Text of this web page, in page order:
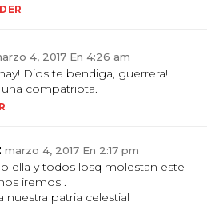
4, 2017 En 4:26 am
Dios te bendiga, guerrera!
compatriota.
marzo 4, 2017 En 2:17 pm
ella y todos losq molestan este
iremos .
nuestra patria celestial